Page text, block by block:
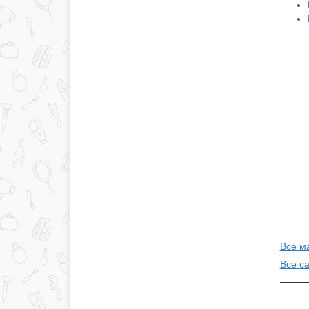
Все
Все